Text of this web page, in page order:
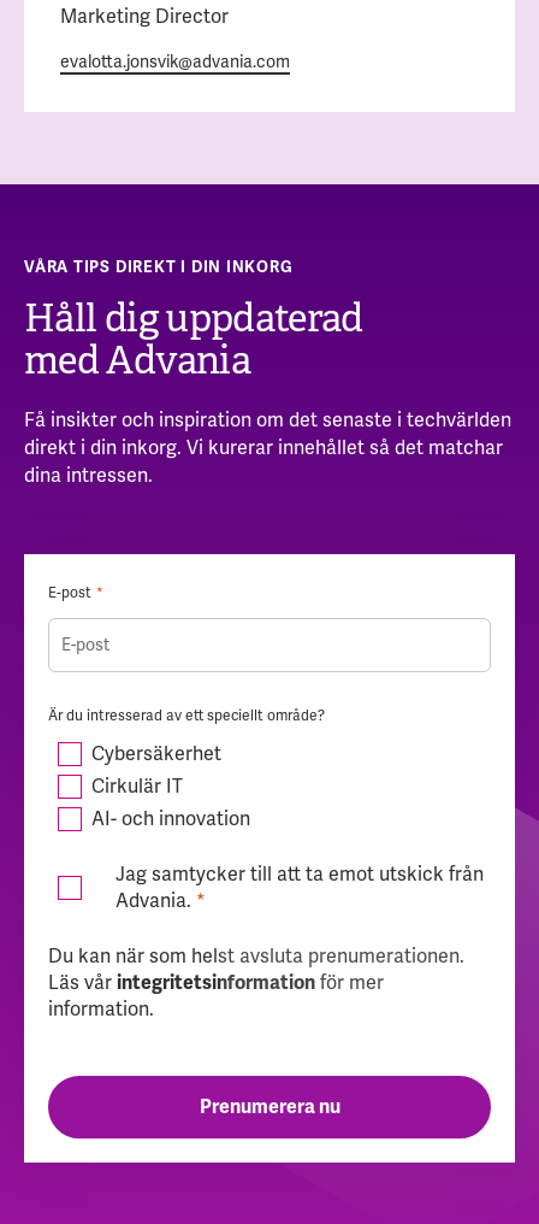
Marketing Director
evalotta.jonsvik@advania.com
VÅRA TIPS DIREKT I DIN INKORG
Håll dig uppdaterad
med Advania
Få insikter och inspiration om det senaste i techvärlden
direkt i din inkorg. Vi kurerar innehållet så det matchar
dina intressen.
E-post *
Är du intresserad av ett speciellt område?
Cybersäkerhet
Cirkulär IT
AI- och innovation
Jag samtycker till att ta emot utskick från
Advania. *
Du kan när som helst avsluta prenumerationen.
Läs vår integritetsinformation för mer
information.